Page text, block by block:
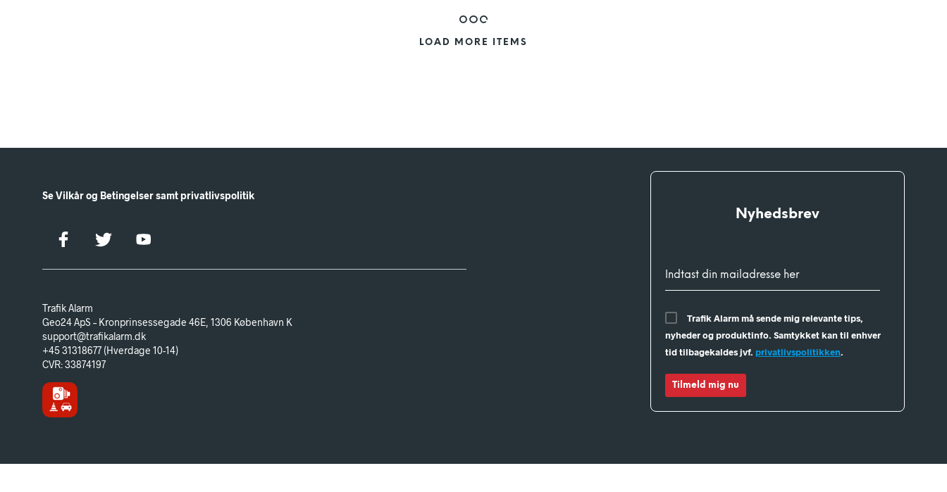
LOAD MORE ITEMS
Se Vilkår og Betingelser samt privatlivspolitik
Trafik Alarm
Geo24 ApS – Kronprinsessegade 46E, 1306 København K
support@trafikalarm.dk
+45 31318677 (Hverdage 10-14)
CVR: 33874197
Nyhedsbrev
Indtast din mailadresse her
Trafik Alarm må sende mig relevante tips,
nyheder og produktinfo. Samtykket kan til enhver
tid tilbagekaldes jvf. privatlivspolitikken.
Tilmeld mig nu